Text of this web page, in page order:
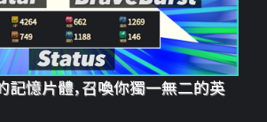
記憶片體，召喚你獨一無二的英